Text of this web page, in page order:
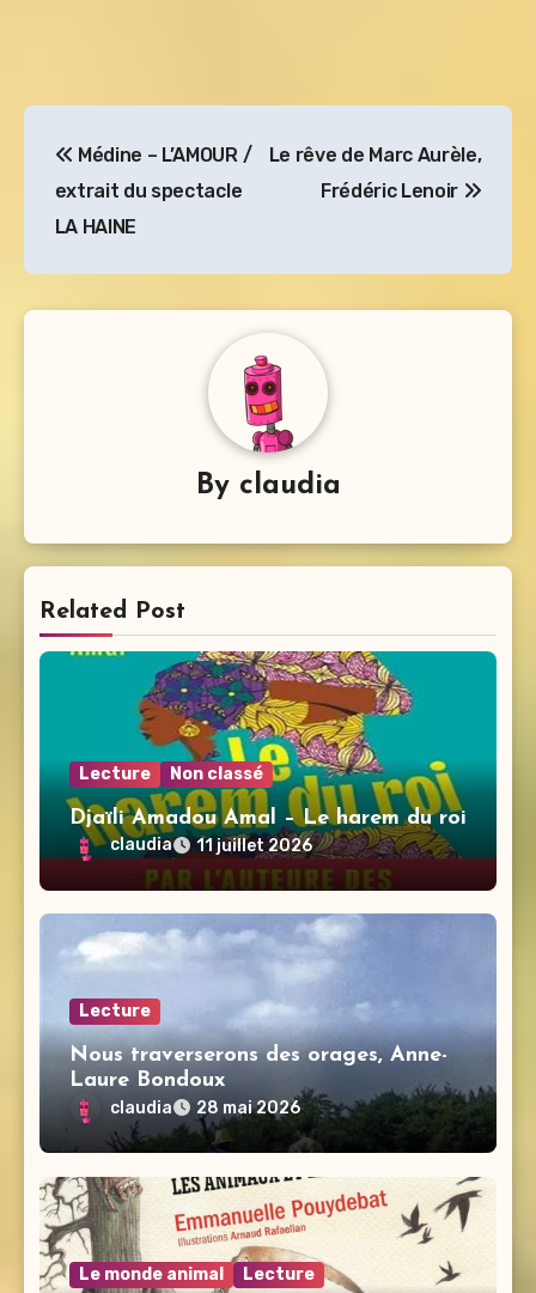
de
l’article
Médine – L’AMOUR /
extrait du spectacle
LA HAINE
Le rêve de Marc Aurèle,
Frédéric Lenoir
By claudia
Related Post
Lecture Non classé
Djaïli Amadou Amal – Le harem du roi
claudia 11 juillet 2026
Lecture
Nous traverserons des orages, Anne-
Laure Bondoux
claudia 28 mai 2026
Le monde animal Lecture